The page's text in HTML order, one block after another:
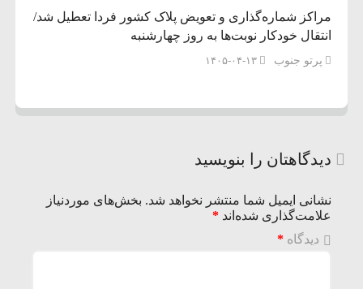
مراکز شماره‌گذاری و تعویض پلاک کشور فردا تعطیل شد/
انتقال خودکار نوبت‌ها به روز چهارشنبه
پرتو جنوب ۱۴۰۵-۰۴-۱۳
دیدگاهتان را بنویسید
نشانی ایمیل شما منتشر نخواهد شد. بخش‌های موردنیاز
علامت‌گذاری شده‌اند *
دیدگاه *